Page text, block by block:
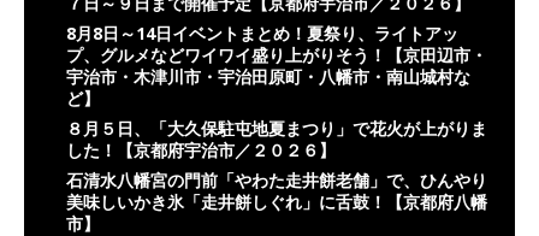
8月8日～14日イベントまとめ！夏祭り、ライトアッ
プ、グルメなどワイワイ盛り上がりそう！【京田辺市・
宇治市・木津川市・宇治田原町・八幡市・南山城村な
ど】
８月５日、「大久保駐屯地夏まつり」で花火が上がりま
した！【京都府宇治市／２０２６】
石清水八幡宮の門前「やわた走井餅老舗」で、ひんやり
美味しいかき氷「走井餅しぐれ」に舌鼓！【京都府八幡
市】